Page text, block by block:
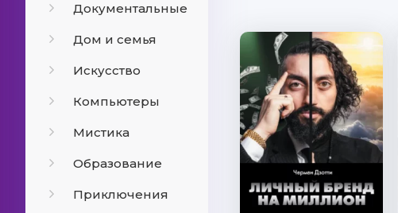
Документальные
Дом и семья
Искусство
Компьютеры
Мистика
Образование
Приключения